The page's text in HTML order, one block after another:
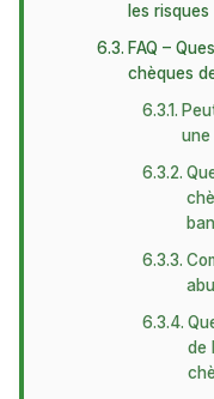
les risques
FAQ –
chèques
une
de